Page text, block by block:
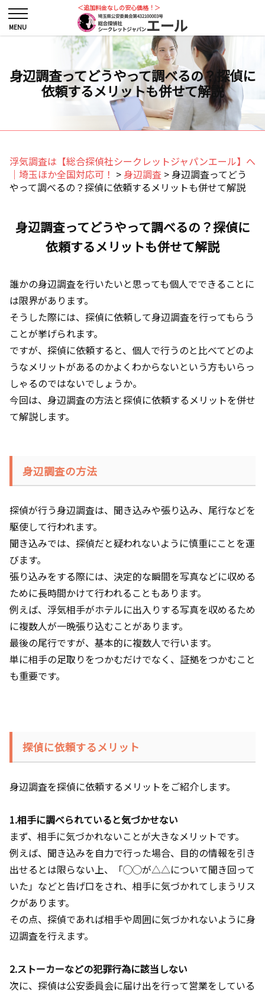
身辺調査ってどうやって調べるの？探偵に
依頼するメリットも併せて解説
＜追加料金なしの安心価格！＞
浮気調査は【総合探偵社シークレットジャパンエール】へ
｜埼玉ほか全国対応可！ > 身辺調査 > 身辺調査ってどう
やって調べるの？探偵に依頼するメリットも併せて解説
身辺調査ってどうやって調べるの？探偵に
依頼するメリットも併せて解説
誰かの身辺調査を行いたいと思っても個人でできることに
は限界があります。
そうした際には、探偵に依頼して身辺調査を行ってもらう
ことが挙げられます。
ですが、探偵に依頼すると、個人で行うのと比べてどのよ
うなメリットがあるのかよくわからないという方もいらっ
しゃるのではないでしょうか。
今回は、身辺調査の方法と探偵に依頼するメリットを併せ
て解説します。
身辺調査の方法
探偵が行う身辺調査は、聞き込みや張り込み、尾行などを
駆使して行われます。
聞き込みでは、探偵だと疑われないように慎重にことを運
びます。
張り込みをする際には、決定的な瞬間を写真などに収める
ために長時間かけて行われることもあります。
例えば、浮気相手がホテルに出入りする写真を収めるため
に複数人が一晩張り込むことがあります。
最後の尾行ですが、基本的に複数人で行います。
単に相手の足取りをつかむだけでなく、証拠をつかむこと
も重要です。
探偵に依頼するメリット
身辺調査を探偵に依頼するメリットをご紹介します。
1.相手に調べられていると気づかせない
まず、相手に気づかれないことが大きなメリットです。
例えば、聞き込みを自力で行った場合、目的の情報を引き
出せるとは限らない上、「◯◯が△△について聞き回って
いた」などと告げ口をされ、相手に気づかれてしまうリス
クがあります。
その点、探偵であれば相手や周囲に気づかれないように身
辺調査を行えます。
2.ストーカーなどの犯罪行為に該当しない
次に、探偵は公安委員会に届け出を行って営業をしている